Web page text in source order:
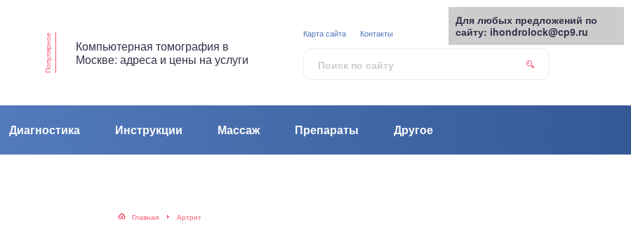
Популярное
Компьютерная томография в
Москве: адреса и цены на услуги
Диагностика Инструкции Массаж Препараты Другое
Карта сайта Контакты
Главная Артрит
Для любых предложений по
сайту: ihondrolock@cp9.ru